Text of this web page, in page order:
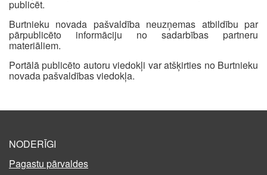
publicēt.
Burtnieku novada pašvaldība neuzņemas atbildību par
pārpublicēto informāciju no sadarbības partneru
materiāliem.
Portālā publicēto autoru viedokļi var atšķirties no Burtnieku
novada pašvaldības viedokļa.
NODERĪGI
Pagastu pārvaldes